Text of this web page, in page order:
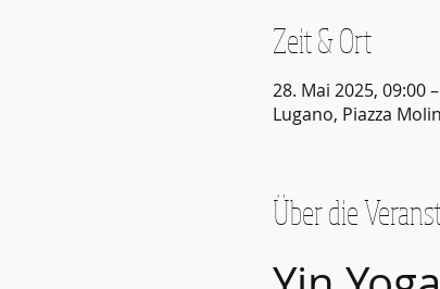
Zeit & Ort
28. Mai 2025, 09:00
Lugano, Piazza
Über die